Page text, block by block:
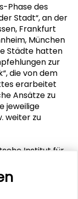
Phase des
Stadt“, an der
Frankfurt
München
Städte hatten
zur
die von dem
erarbeitet
Ansätze zu
jeweilige
weiter zu
Institut für
Stadt- und
Funktion der